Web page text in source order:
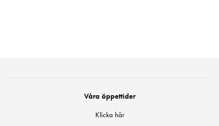
Våra öppettider
Klicka här